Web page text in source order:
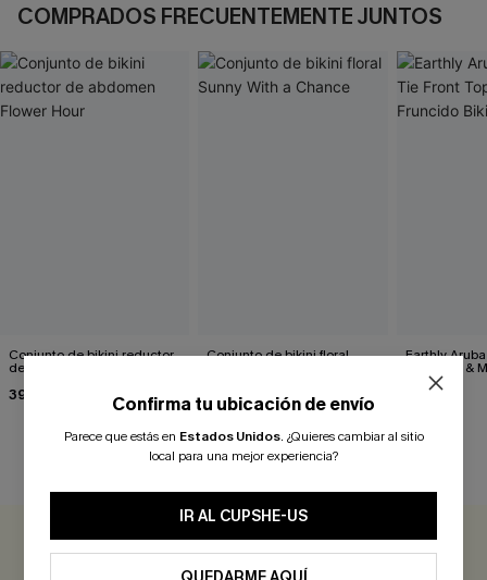
COMPRADOS FRECUENTEMENTE JUNTOS
Conjunto de bikini reductor
de abdomen Flower Hour
39,00 €
Conjunto de bikini floral
42,00 €
Earthly
Front Top &
Fruncido
32,00 €
0.0
Confirma tu ubicación de envío
Parece que estás en Estados Unidos. ¿Quieres cambiar al sitio
local para una mejor experiencia?
IR AL CUPSHE-US